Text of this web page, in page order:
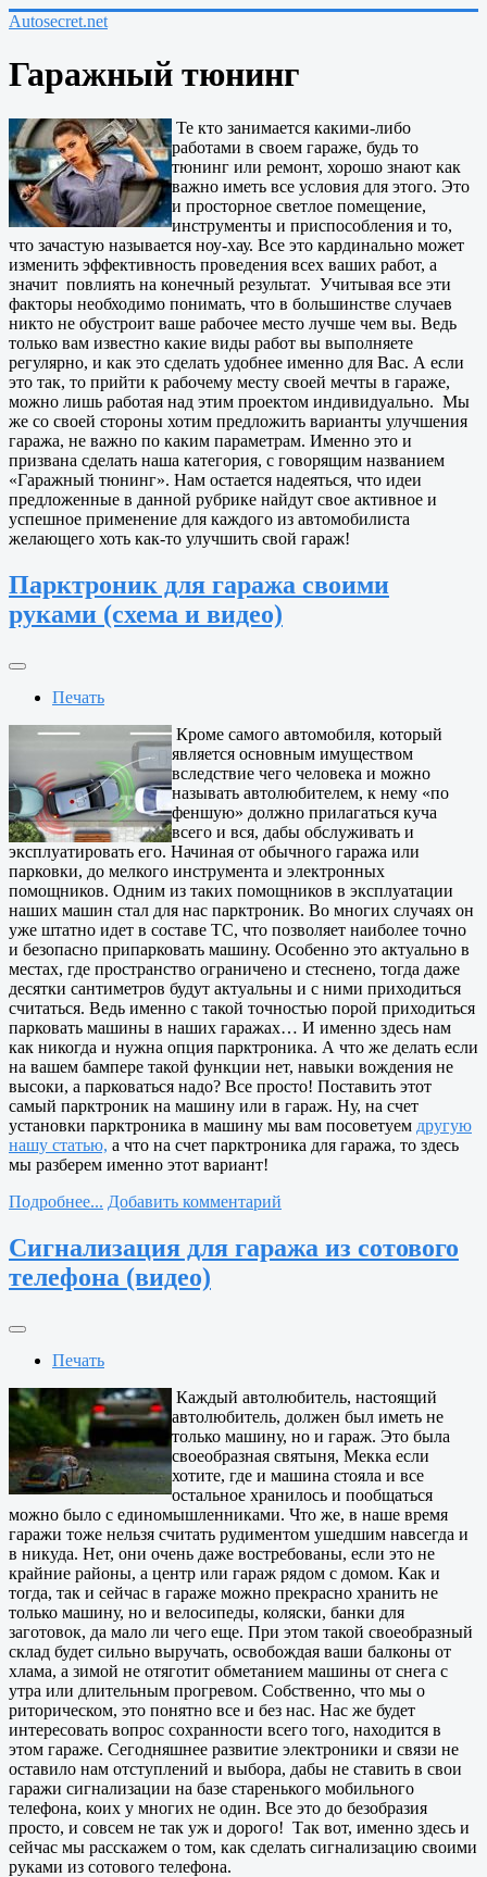
Autosecret.net
Гаражный тюнинг
Те кто занимается какими-либо
работами в своем гараже, будь то
тюнинг или ремонт, хорошо знают как
важно иметь все условия для этого. Это
и просторное светлое помещение,
инструменты и приспособления и то,
что зачастую называется ноу-хау. Все это кардинально может
изменить эффективность проведения всех ваших работ, а
значит повлиять на конечный результат. Учитывая все эти
факторы необходимо понимать, что в большинстве случаев
никто не обустроит ваше рабочее место лучше чем вы. Ведь
только вам известно какие виды работ вы выполняете
регулярно, и как это сделать удобнее именно для Вас. А если
это так, то прийти к рабочему месту своей мечты в гараже,
можно лишь работая над этим проектом индивидуально. Мы
же со своей стороны хотим предложить варианты улучшения
гаража, не важно по каким параметрам. Именно это и
призвана сделать наша категория, с говорящим названием
«Гаражный тюнинг». Нам остается надеяться, что идеи
предложенные в данной рубрике найдут свое активное и
успешное применение для каждого из автомобилиста
желающего хоть как-то улучшить свой гараж!
Парктроник для гаража своими
руками (схема и видео)
Печать
Кроме самого автомобиля, который
является основным имуществом
вследствие чего человека и можно
называть автолюбителем, к нему «по
феншую» должно прилагаться куча
всего и вся, дабы обслуживать и
эксплуатировать его. Начиная от обычного гаража или
парковки, до мелкого инструмента и электронных
помощников. Одним из таких помощников в эксплуатации
наших машин стал для нас парктроник. Во многих случаях он
уже штатно идет в составе ТС, что позволяет наиболее точно
и безопасно припарковать машину. Особенно это актуально в
местах, где пространство ограничено и стеснено, тогда даже
десятки сантиметров будут актуальны и с ними приходиться
считаться. Ведь именно с такой точностью порой приходиться
парковать машины в наших гаражах… И именно здесь нам
как никогда и нужна опция парктроника. А что же делать если
на вашем бампере такой функции нет, навыки вождения не
высоки, а парковаться надо? Все просто! Поставить этот
самый парктроник на машину или в гараж. Ну, на счет
установки парктроника в машину мы вам посоветуем другую
нашу статью, а что на счет парктроника для гаража, то здесь
мы разберем именно этот вариант!
Подробнее... Добавить комментарий
Сигнализация для гаража из сотового
телефона (видео)
Печать
Каждый автолюбитель, настоящий
автолюбитель, должен был иметь не
только машину, но и гараж. Это была
своеобразная святыня, Мекка если
хотите, где и машина стояла и все
остальное хранилось и пообщаться
можно было с единомышленниками. Что же, в наше время
гаражи тоже нельзя считать рудиментом ушедшим навсегда и
в никуда. Нет, они очень даже востребованы, если это не
крайние районы, а центр или гараж рядом с домом. Как и
тогда, так и сейчас в гараже можно прекрасно хранить не
только машину, но и велосипеды, коляски, банки для
заготовок, да мало ли чего еще. При этом такой своеобразный
склад будет сильно выручать, освобождая ваши балконы от
хлама, а зимой не отяготит обметанием машины от снега с
утра или длительным прогревом. Собственно, что мы о
риторическом, это понятно все и без нас. Нас же будет
интересовать вопрос сохранности всего того, находится в
этом гараже. Сегодняшнее развитие электроники и связи не
оставило нам отступлений и выбора, дабы не ставить в свои
гаражи сигнализации на базе старенького мобильного
телефона, коих у многих не один. Все это до безобразия
просто, и совсем не так уж и дорого! Так вот, именно здесь и
сейчас мы расскажем о том, как сделать сигнализацию своими
руками из сотового телефона.